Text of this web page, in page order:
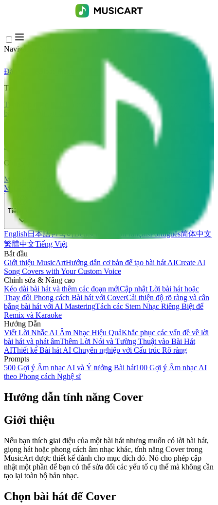
Navigation Menu
Đăng nhập
Tạo
Trình tạo nhạc AI
Trình tạo lời bài hát AITrình tạo bản cover bài hát
bằng AI
Video ca nhạc AI
AI Vocal Remover
AI Tách Stem
Công cụ âm nhạc khác
Mastering bằng AI Trình chỉnh sửa MIDI AI
MIDI
Công cụ khác
Tiếng Việt
English 日本語한국어Deutsch FrançaisPortuguês简体中文
繁體中文Tiếng Việt
Bắt đầu
Giới thiệu MusicArtHướng dẫn cơ bản để tạo bài hát AICreate AI
Song Covers with Your Custom Voice
Chỉnh sửa & Nâng cao
Kéo dài bài hát và thêm các đoạn mớiCập nhật Lời bài hát hoặc
Thay đổi Phong cách Bài hát với CoverCải thiện độ rõ ràng và cân
bằng bài hát với AI MasteringTách các Stem Nhạc Riêng Biệt để
Remix và Karaoke
Hướng Dẫn
Viết Lời Nhắc AI Âm Nhạc Hiệu QuảKhắc phục các vấn đề về lời
bài hát và phát âmThêm Lời Nói và Tường Thuật vào Bài Hát
AIThiết kế Bài hát AI Chuyên nghiệp với Cấu trúc Rõ ràng
Prompts
500 Gợi ý Âm nhạc AI và Ý tưởng Bài hát100 Gợi ý Âm nhạc AI
theo Phong cách Nghệ sĩ
Hướng dẫn tính năng Cover
Giới thiệu
Nếu bạn thích giai điệu của một bài hát nhưng muốn có lời bài hát,
giọng hát hoặc phong cách âm nhạc khác, tính năng Cover trong
MusicArt được thiết kế dành cho mục đích đó. Nó cho phép cập
nhật một phần để bạn có thể sửa đổi các yếu tố cụ thể mà không cần
tạo lại toàn bộ bản nhạc.
Chọn bài hát để Cover